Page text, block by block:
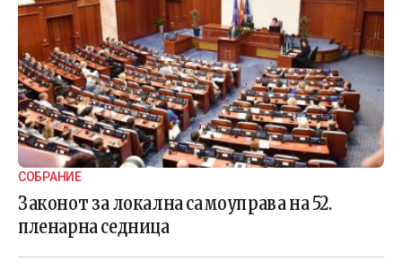
СОБРАНИЕ
Законот за локална самоуправа на 52.
пленарна седница